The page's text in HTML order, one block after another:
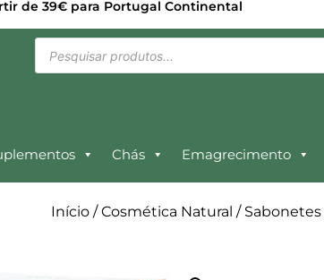
de 39€ para Portugal Continental
Chás Emagrecimento
Início /Cosmética Natural / Sabonetes